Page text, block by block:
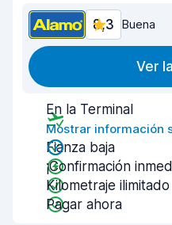
8,3 Buena
Ver
En la Terminal
Mostrar información
Fianza baja
¡Confirmación
Kilometraje ilimitado
Pagar ahora